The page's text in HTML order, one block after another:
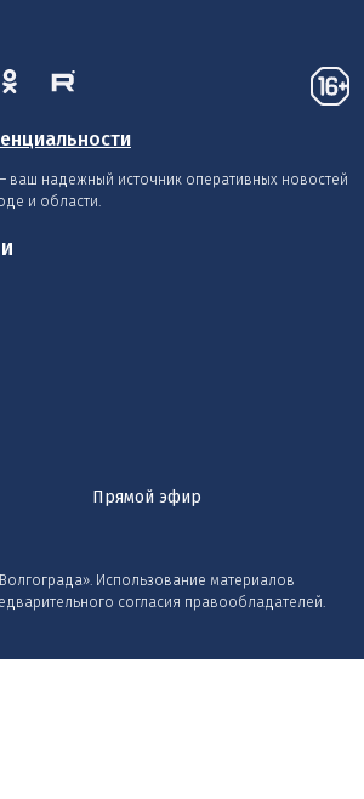
ваш надежный источник оперативных новостей
и области.
Прямой эфир
Использование материалов
согласия правообладателей.